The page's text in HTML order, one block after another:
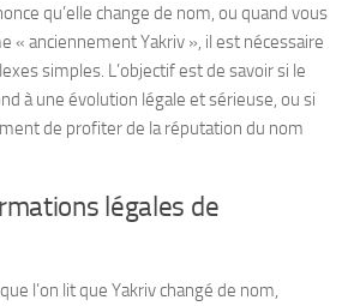
qu’elle change de nom, ou quand vous
« anciennement Yakriv », il est nécessaire
simples. L’objectif est de savoir si le
à une évolution légale et sérieuse, ou si
de profiter de la réputation du nom
légales de
l’on lit que Yakriv changé de nom,